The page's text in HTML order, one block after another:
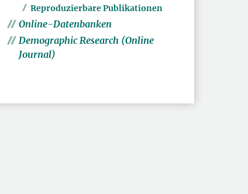
Reproduzierbare Publikationen
Online-Datenbanken
Demographic Research (Online
Journal)